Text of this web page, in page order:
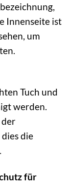
Innenseite ist
um
Tuch und
werden.
der
die
für